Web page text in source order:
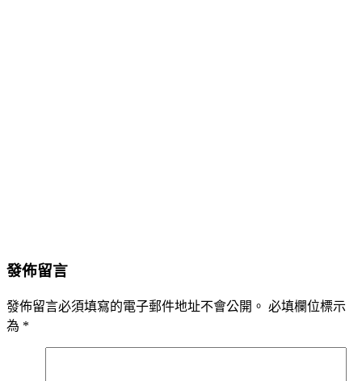
發佈留言
發佈留言必須填寫的電子郵件地址不會公開。 必填欄位標示
為 *